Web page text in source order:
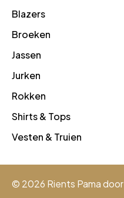
Blazers
Broeken
Jassen
Jurken
Rokken
Shirts & Tops
Vesten & Truien
© 2026 Rients Pama door